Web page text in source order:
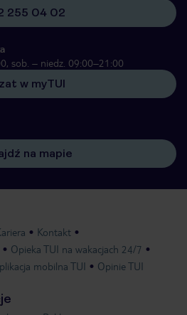
255 04 02
sob. – niedz. 09:00–21:00
w myTUI
na mapie
Kontakt
Opieka TUI na wakacjach 24/7
mobilna TUI Opinie TUI